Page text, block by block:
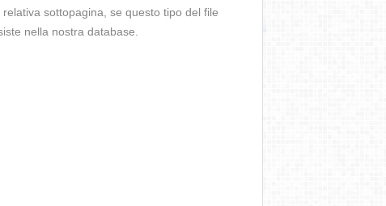
relativa sottopagina, se questo tipo del file
nella nostra database.